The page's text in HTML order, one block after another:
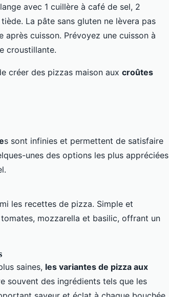
avec 1 cuillère à café de sel, 2
La pâte sans gluten ne lèvera pas
cuisson. Prévoyez une cuisson à
croustillante.
créer des pizzas maison aux croûtes
s sont infinies et permettent de satisfaire
unes des options les plus appréciées
les recettes de pizza. Simple et
mozzarella et basilic, offrant un
saines, les variantes de pizza aux
souvent des ingrédients tels que les